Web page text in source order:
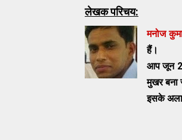
लेखक परिचय:
मनोज
हैं।
आप जून
मुखर बना
इसके